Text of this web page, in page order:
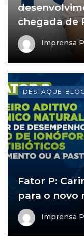
chegada de
Imprensa
Fator P:
para o novo
Imprensa
DESTAQUE-